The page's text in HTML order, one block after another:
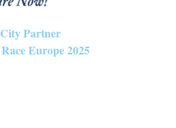
Partner
Europe 2025